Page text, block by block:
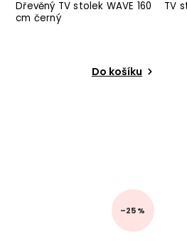
Dřevěný TV stolek WAVE 160
cm černý
Do košíku
TV
–25 %